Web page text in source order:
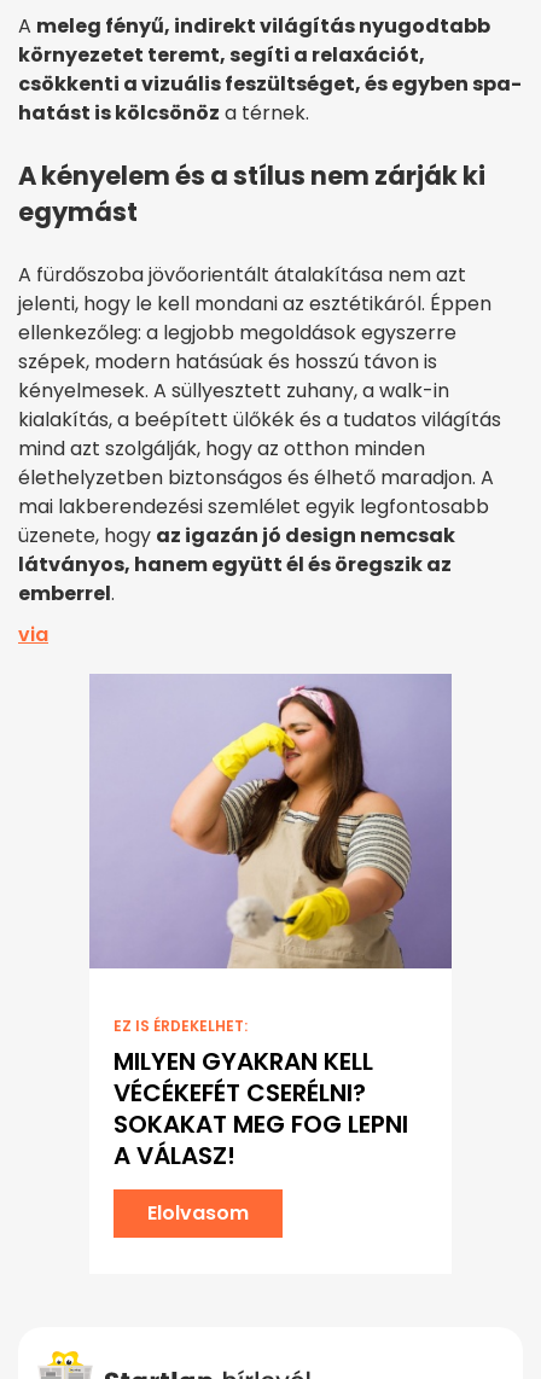
A meleg fényű, indirekt világítás nyugodtabb
környezetet teremt, segíti a relaxációt,
csökkenti a vizuális feszültséget, és egyben spa-
hatást is kölcsönöz a térnek.
A kényelem és a stílus nem zárják ki
egymást
A fürdőszoba jövőorientált átalakítása nem azt
jelenti, hogy le kell mondani az esztétikáról. Éppen
ellenkezőleg: a legjobb megoldások egyszerre
szépek, modern hatásúak és hosszú távon is
kényelmesek. A süllyesztett zuhany, a walk-in
kialakítás, a beépített ülőkék és a tudatos világítás
mind azt szolgálják, hogy az otthon minden
élethelyzetben biztonságos és élhető maradjon. A
mai lakberendezési szemlélet egyik legfontosabb
üzenete, hogy az igazán jó design nemcsak
látványos, hanem együtt él és öregszik az
emberrel.
via
EZ IS ÉRDEKELHET:
MILYEN GYAKRAN KELL
VÉCÉKEFÉT CSERÉLNI?
SOKAKAT MEG FOG LEPNI
A VÁLASZ!
Elolvasom